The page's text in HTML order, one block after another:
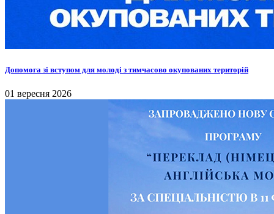
Допомога зі вступом для молоді з тимчасово окупованих територій
01 вересня 2026